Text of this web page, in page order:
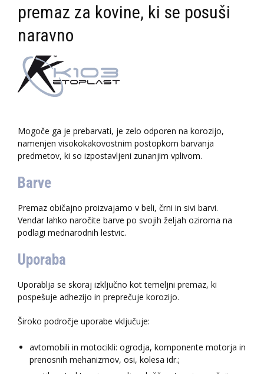
premaz za kovine, ki se posuši
naravno
Mogoče ga je prebarvati, je zelo odporen na korozijo,
namenjen visokokakovostnim postopkom barvanja
predmetov, ki so izpostavljeni zunanjim vplivom.
Barve
Premaz običajno proizvajamo v beli, črni in sivi barvi.
Vendar lahko naročite barve po svojih željah oziroma na
podlagi mednarodnih lestvic.
Uporaba
Uporablja se skoraj izključno kot temeljni premaz, ki
pospešuje adhezijo in preprečuje korozijo.
Široko področje uporabe vključuje:
avtomobili in motocikli: ogrodja, komponente motorja in
prenosnih mehanizmov, osi, kolesa idr.;